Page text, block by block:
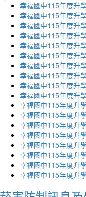
幸福國中115年度升
幸福國中115年度升
幸福國中115年度升
幸福國中115年度升
幸福國中115年度升
幸福國中115年度升
幸福國中115年度升
幸福國中115年度升
幸福國中115年度升
幸福國中115年度升
幸福國中115年度升
幸福國中115年度升
幸福國中115年度升
幸福國中115年度升
幸福國中115年度升
幸福國中115年度升
幸福國中115年度升
幸福國中115年度升